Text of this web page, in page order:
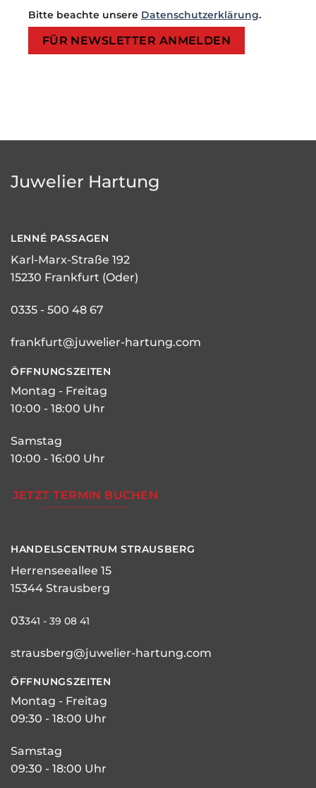
Bitte beachte unsere Datenschutzerklärung.
Bitte lasse dieses Feld leer.
Bitte lasse dieses Feld leer.
Juwelier Hartung
LENNÉ PASSAGEN
Karl-Marx-Straße 192
15230 Frankfurt (Oder)
0335 - 500 48 67
frankfurt@juwelier-hartung.com
ÖFFNUNGSZEITEN
Montag - Freitag
10:00 - 18:00 Uhr
Samstag
10:00 - 16:00 Uhr
JETZT TERMIN BUCHEN
HANDELSCENTRUM STRAUSBERG
Herrenseeallee 15
15344 Strausberg
03341 - 39 08 41
strausberg@juwelier-hartung.com
ÖFFNUNGSZEITEN
Montag - Freitag
09:30 - 18:00 Uhr
Samstag
09:30 - 18:00 Uhr